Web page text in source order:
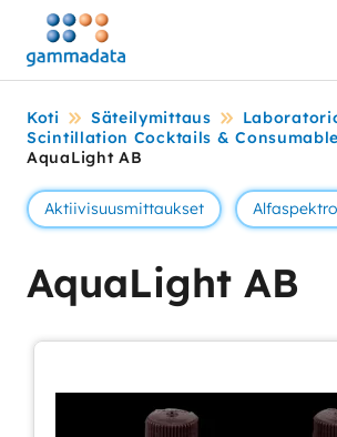
Siirry
pääsisältöönt
Koti Säteilymittaus
Scintillation Cocktails &
AquaLight AB
Aktiivisuusmittaukset
AquaLight AB